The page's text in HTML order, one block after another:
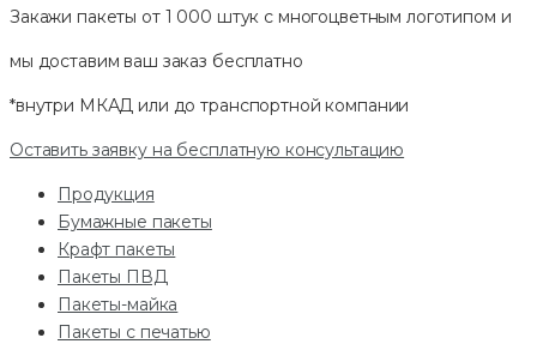
Закажи пакеты от 1 000 штук с многоцветным логотипом и
мы доставим ваш заказ бесплатно
*внутри МКАД или до транспортной компании
Оставить заявку на бесплатную консультацию
Продукция
Бумажные пакеты
Крафт пакеты
Пакеты ПВД
Пакеты-майка
Пакеты с печатью